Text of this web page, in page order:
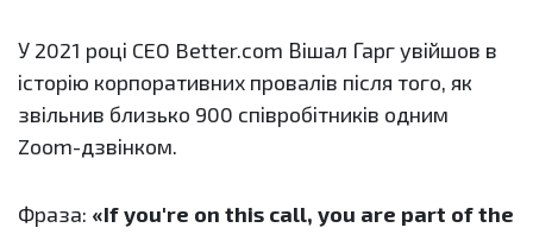
У 2021 році CEO Better.com Вішал Гарг увійшов в
історію корпоративних провалів після того, як
звільнив близько 900 співробітників одним
Zoom-дзвінком.
Фраза: «If you're on this call, you are part of the